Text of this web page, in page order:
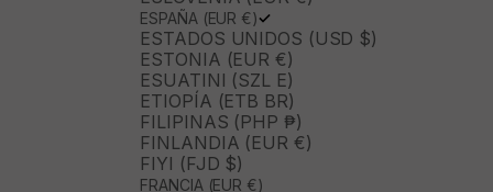
ESPAÑA (EUR €)
ESTADOS UNIDOS (USD $)
ESTONIA (EUR €)
ESUATINI (SZL E)
ETIOPÍA (ETB BR)
FILIPINAS (PHP ₱)
FINLANDIA (EUR €)
FIYI (FJD $)
FRANCIA (EUR €)